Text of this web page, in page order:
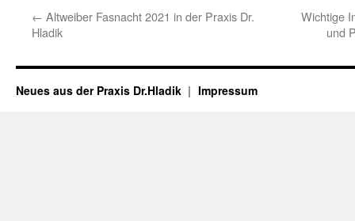
← Altweiber Fasnacht 2021 in der Praxis Dr.
Hladik
Wichtige
und
Neues aus der Praxis Dr.Hladik Impressum